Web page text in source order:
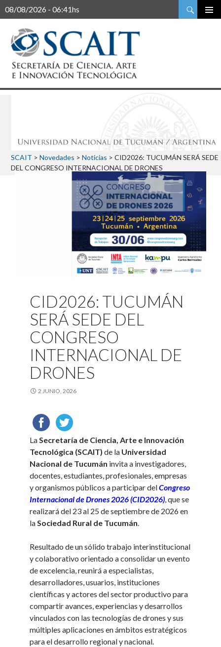
08/08/2026 - 06:41hs
Buscar
SCAIT > Novedades > Noticias > CID2026: TUCUMÁN SERÁ SEDE
DEL CONGRESO INTERNACIONAL DE DRONES
CID2026: TUCUMÁN
SERÁ SEDE DEL
CONGRESO
INTERNACIONAL DE
DRONES
2 JUNIO, 2026
LaSecretaría de Ciencia, Arte e Innovación
Tecnológica (SCAIT) de la Universidad
Nacional de Tucumán invita a investigadores,
docentes, estudiantes, profesionales, empresas
y organismos públicos a participar delCongreso
Internacional de Drones 2026 (CID2026), que se
realizará del 23 al 25 de septiembre de 2026 en
laSociedad Rural de Tucumán.
Resultado de un sólido trabajo interinstitucional
y colaborativo orientado a consolidar un evento
de excelencia, reunirá a especialistas,
desarrolladores, usuarios, instituciones
científicas y actores del sector productivo para
compartir avances, experiencias y desarrollos
vinculados con las tecnologías de drones y sus
múltiples aplicaciones en ámbitos estratégicos
para el desarrollo regional y nacional.